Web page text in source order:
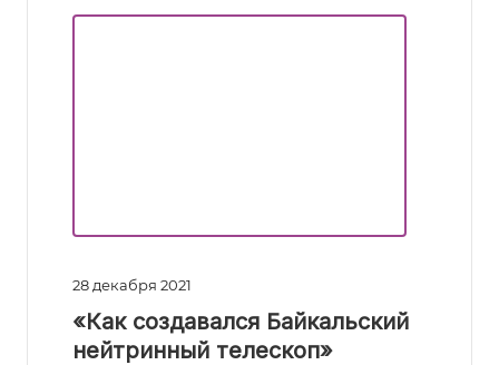
28 декабря 2021
«Как создавался Байкальский
нейтринный телескоп»